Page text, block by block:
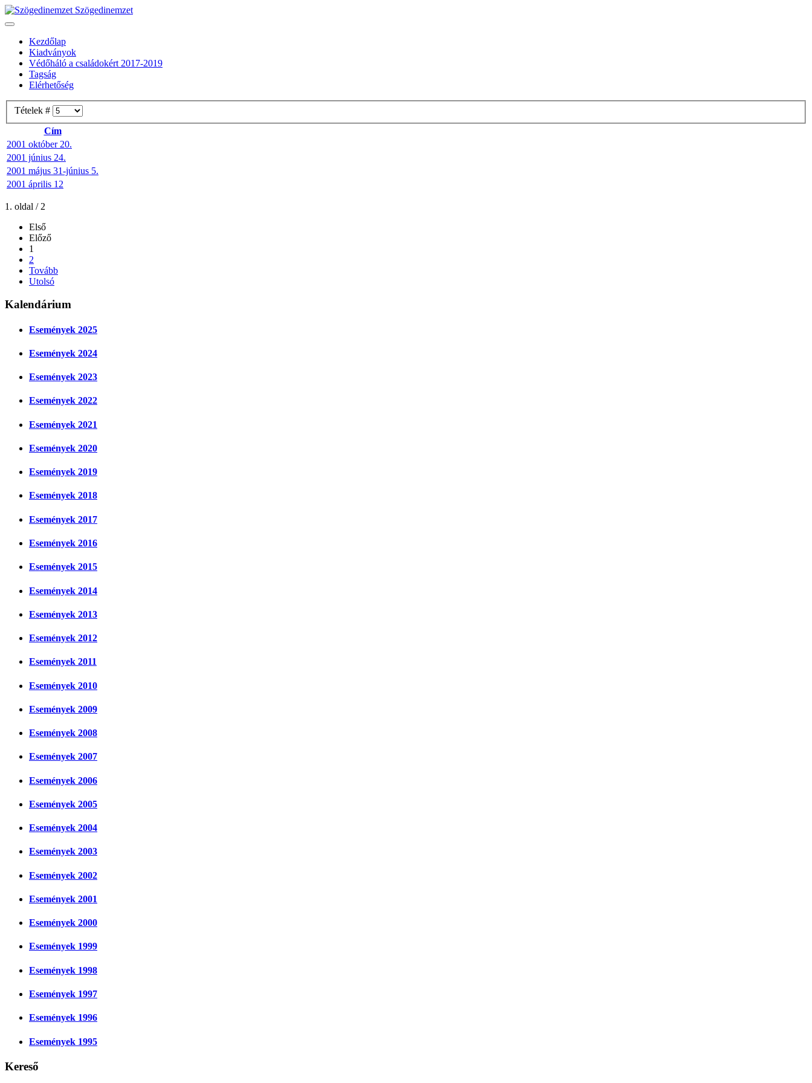
Szögedinemzet
Kezdőlap
Kiadványok
Védőháló a családokért 2017-2019
Tagság
Elérhetőség
Tételek #
Cím
2001 október 20.
2001 június 24.
2001 május 31-június 5.
2001 április 12
1. oldal / 2
Első
Előző
1
2
Tovább
Utolsó
Kalendárium
Események 2025
Események 2024
Események 2023
Események 2022
Események 2021
Események 2020
Események 2019
Események 2018
Események 2017
Események 2016
Események 2015
Események 2014
Események 2013
Események 2012
Események 2011
Események 2010
Események 2009
Események 2008
Események 2007
Események 2006
Események 2005
Események 2004
Események 2003
Események 2002
Események 2001
Események 2000
Események 1999
Események 1998
Események 1997
Események 1996
Események 1995
Kereső